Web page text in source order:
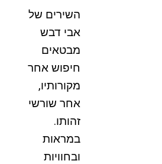
השירים של
אבי דבש
מבטאים
חיפוש אחר
מקורותיו,
אחר שורשי
זהותו.
במראות
ובחוויות